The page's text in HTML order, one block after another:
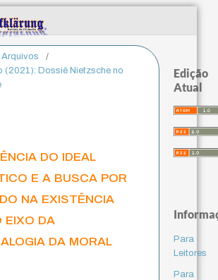
Arquivos
/
(2021): Dossiê Nietzsche no
do ideal
e a busca por
na existência
eixo da
da moral
Edição
Atual
Para
Leitores
Para